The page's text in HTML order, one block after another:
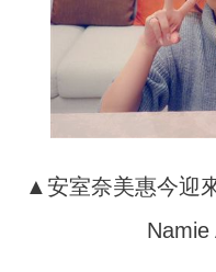
▲安室奈美惠今迎
Namie